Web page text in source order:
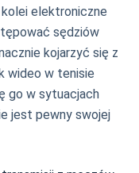
elektroniczne
sędziów
kojarzyć się z
wideo w tenisie
go w sytuacjach
jest pewny swojej